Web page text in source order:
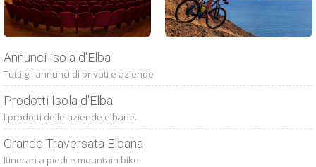
Annunci Isola d'Elba
Tutti gli annunci di privati e aziende
Prodotti Isola d'Elba
I prodotti delle aziende elbane.
Grande Traversata Elbana
Itinerari a piedi e mountain bike.